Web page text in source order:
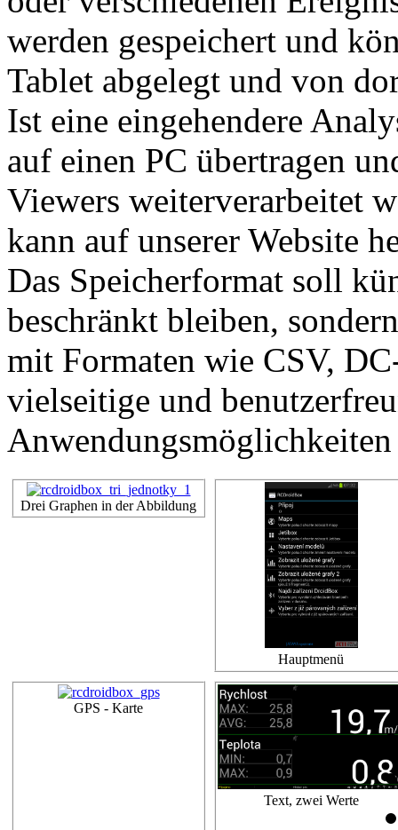
werden gespeichert und
Tablet abgelegt und von
Ist eine eingehendere
auf einen PC übertragen
Viewers weiterverarbeitet
kann auf unserer Website
Das Speicherformat soll
beschränkt bleiben,
mit Formaten wie CSV,
vielseitige und
Drei Graphen in der Abbildung
Hauptmenü
GPS - Karte
Text, zwei Werte